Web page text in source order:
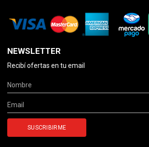
NEWSLETTER
Recibí ofertas en tu email